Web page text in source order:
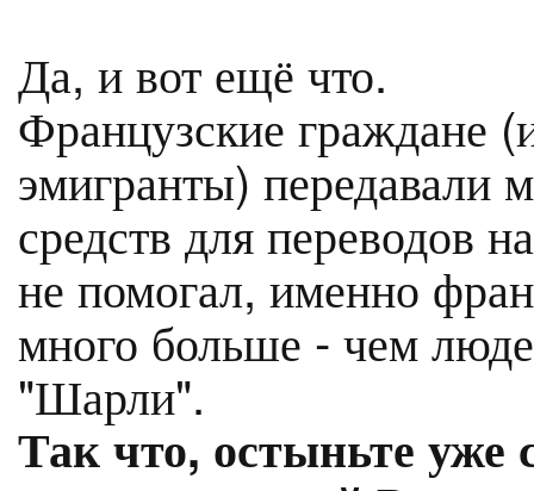
Да, и вот ещё что.
Французские граждане
эмигранты) передавали
средств для переводов
не помогал, именно
много больше - чем
"Шарли".
Так что, остыньте